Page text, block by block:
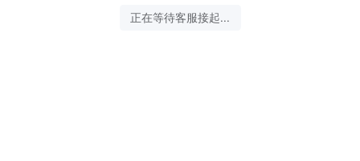
正在等待客服接起...